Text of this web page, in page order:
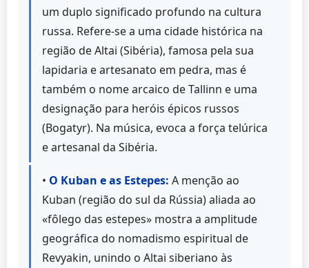
um duplo significado profundo na cultura
russa. Refere-se a uma cidade histórica na
região de Altai (Sibéria), famosa pela sua
lapidaria e artesanato em pedra, mas é
também o nome arcaico de Tallinn e uma
designação para heróis épicos russos
(Bogatyr). Na música, evoca a força telúrica
e artesanal da Sibéria.
• O Kuban e as Estepes: A menção ao
Kuban (região do sul da Rússia) aliada ao
«fôlego das estepes» mostra a amplitude
geográfica do nomadismo espiritual de
Revyakin, unindo o Altai siberiano às